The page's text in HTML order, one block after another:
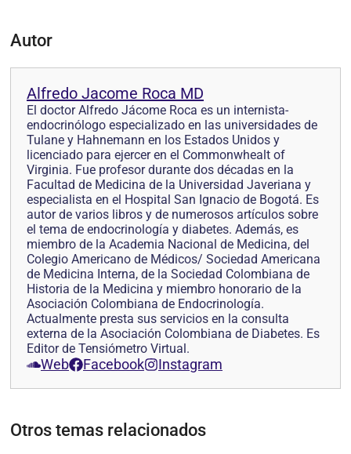
Autor
Alfredo Jacome Roca MD
El doctor Alfredo Jácome Roca es un internista-
endocrinólogo especializado en las universidades de
Tulane y Hahnemann en los Estados Unidos y
licenciado para ejercer en el Commonwhealt of
Virginia. Fue profesor durante dos décadas en la
Facultad de Medicina de la Universidad Javeriana y
especialista en el Hospital San Ignacio de Bogotá. Es
autor de varios libros y de numerosos artículos sobre
el tema de endocrinología y diabetes. Además, es
miembro de la Academia Nacional de Medicina, del
Colegio Americano de Médicos/ Sociedad Americana
de Medicina Interna, de la Sociedad Colombiana de
Historia de la Medicina y miembro honorario de la
Asociación Colombiana de Endocrinología.
Actualmente presta sus servicios en la consulta
externa de la Asociación Colombiana de Diabetes. Es
Editor de Tensiómetro Virtual.
Web Facebook Instagram
Otros temas relacionados